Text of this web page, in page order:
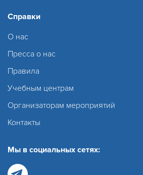
Справки
О нас
Пресса о нас
Правила
Учебным центрам
Организаторам мероприятий
Контакты
Мы в социальных сетях: